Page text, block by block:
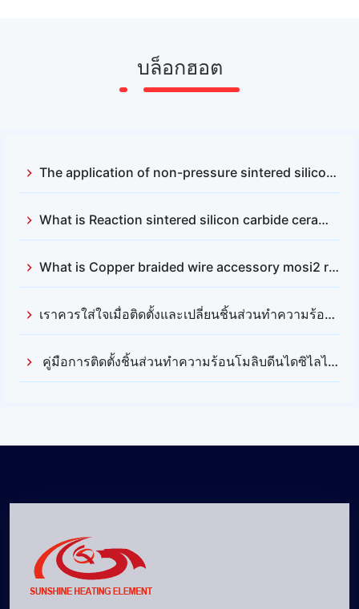
บล็อกฮอต
The application of non-pressure sintered silicon carbide and reactive sintered silicon carbide
What is Reaction sintered silicon carbide ceramics？
What is Copper braided wire accessory mosi2 resistance
เราควรใส่ใจเมื่อติดตั้งและเปลี่ยนชิ้นส่วนทำความร้อนซิลิคอนคาร์ไบด์ (Silicon Carbide) อะไรบ้าง?
คู่มือการติดตั้งชิ้นส่วนทำความร้อนโมลิบดีนไดซิไลไซด์ (Mosi2)